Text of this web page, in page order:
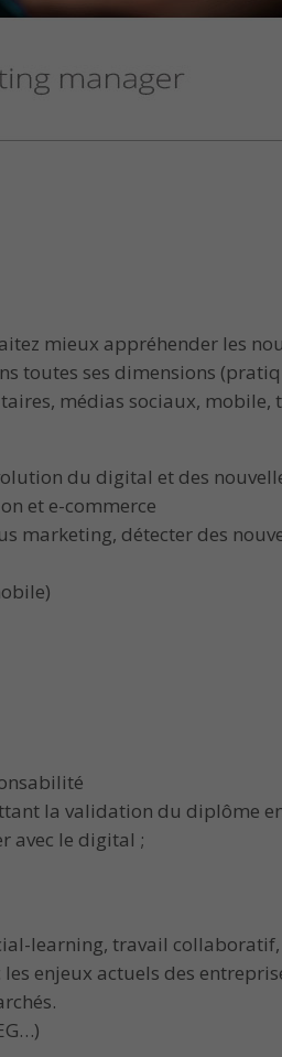
mieux appréhender les
ses dimensions
médias sociaux, mobile,
du digital et des
et e-commerce
marketing, détecter des
la validation du diplôme
avec le digital ;
learning, travail
enjeux actuels des